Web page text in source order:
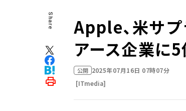
Share
Apple、米サ
アース企業に
公開 2025年07月16日 07時07分
[ITmedia]